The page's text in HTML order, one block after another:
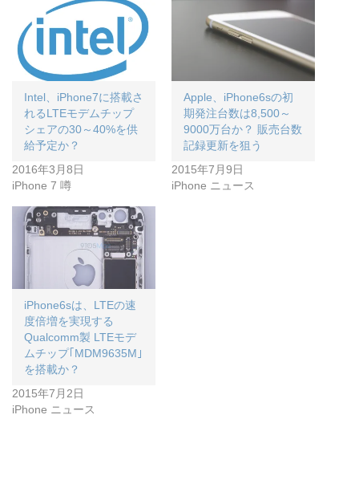
Intel、iPhone7に搭載さ
れるLTEモデムチップ
シェアの30～40%を供
給予定か？
2016年3月8日
iPhone 7 噂
Apple、iPhone6sの初
期発注台数は8,500～
9000万台か？ 販売台数
記録更新を狙う
2015年7月9日
iPhone ニュース
iPhone6sは、LTEの速
度倍増を実現する
Qualcomm製 LTEモデ
ムチップ｢MDM9635M｣
を搭載か？
2015年7月2日
iPhone ニュース